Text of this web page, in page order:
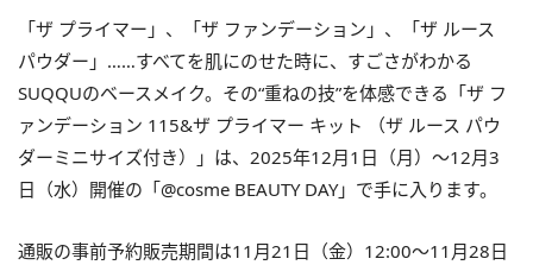
「ザ プライマー」、「ザ ファンデーション」、「ザ ルース
パウダー」……すべてを肌にのせた時に、すごさがわかる
SUQQUのベースメイク。その“重ねの技”を体感できる「ザ フ
ァンデーション 115&ザ プライマー キット （ザ ルース パウ
ダーミニサイズ付き）」は、2025年12月1日（月）〜12月3
日（水）開催の「@cosme BEAUTY DAY」で手に入ります。
通販の事前予約販売期間は11月21日（金）12:00～11月28日